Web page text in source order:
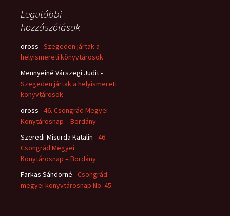
Legutóbbi
hozzászólások
oross -Szegeden jártak a
helyismereti könyvtárosok
Mennyeiné Várszegi Judit-
Szegeden jártak a helyismereti
könyvtárosok
oross -46. Csongrád Megyei
Könytárosnap – Bordány
Szeredi-Misurda Katalin -46.
Csongrád Megyei
Könytárosnap – Bordány
Farkas Sándorné -Csongrád
megyei könyvtárosnap No. 45.